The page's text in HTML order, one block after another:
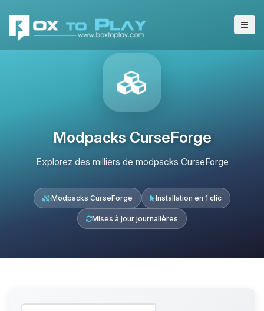
Modpacks CurseForge
Explorez des milliers de modpacks CurseForge
Modpacks CurseForge Installation en 1 clic
Mises à jour journalières